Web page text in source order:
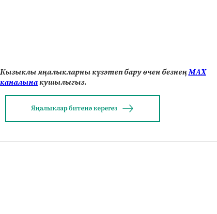
Кызыклы яңалыкларны күзәтеп бару өчен безнеңМАХ
каналынакушылыгыз.
Яңалыклар битенә керегез